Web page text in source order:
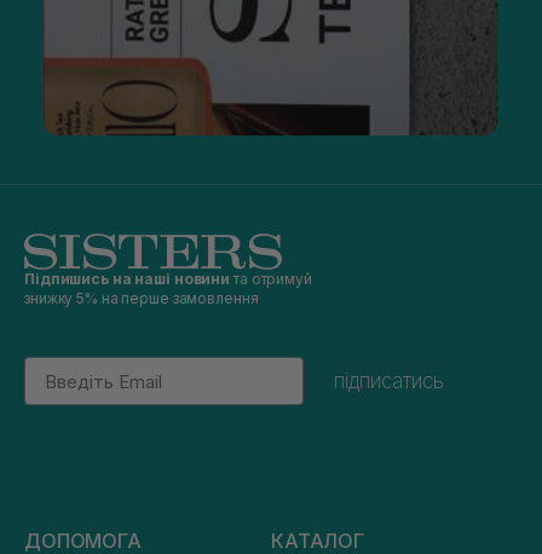
Підпишись на наші новини та отримуй
знижку 5% на перше замовлення
Email
підписатись
ДОПОМОГА КАТАЛОГ